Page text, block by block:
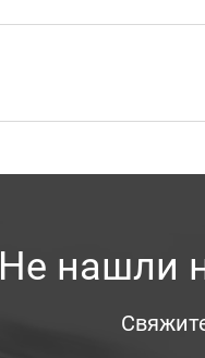
Не нашли